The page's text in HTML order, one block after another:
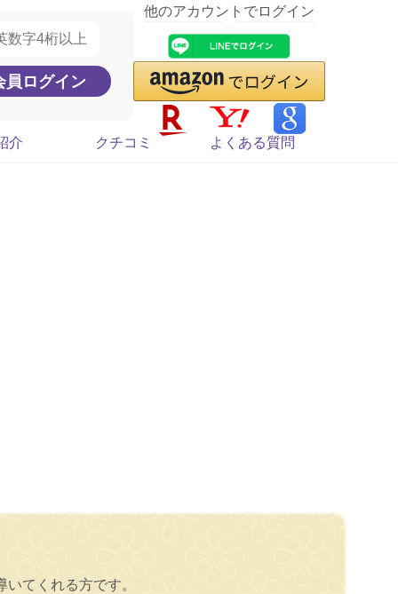
他のアカウントでログイン
介 クチコミ よくある質問
てくれる方です。